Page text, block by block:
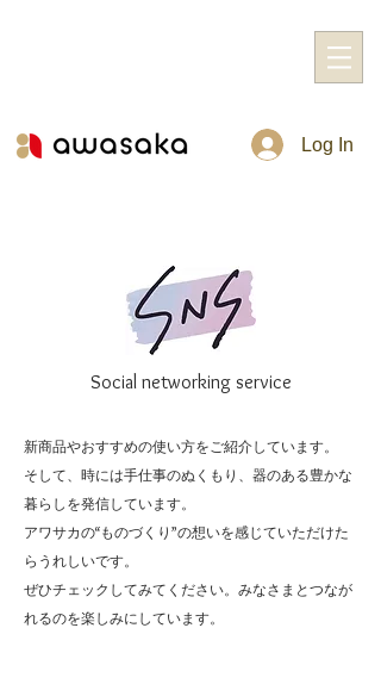
Log In
Social networking service
新商品やおすすめの使い方をご紹介しています。
そして、時には手仕事のぬくもり、器のある豊かな
暮らしを発信しています。
アワサカの“ものづくり”の想いを感じていただけた
らうれしいです。
ぜひチェックしてみてください。みなさまとつなが
れるのを楽しみにしています。